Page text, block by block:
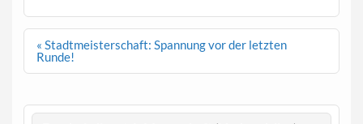
Beitragsnavigation
« Stadtmeisterschaft: Spannung vor der letzten
Runde!